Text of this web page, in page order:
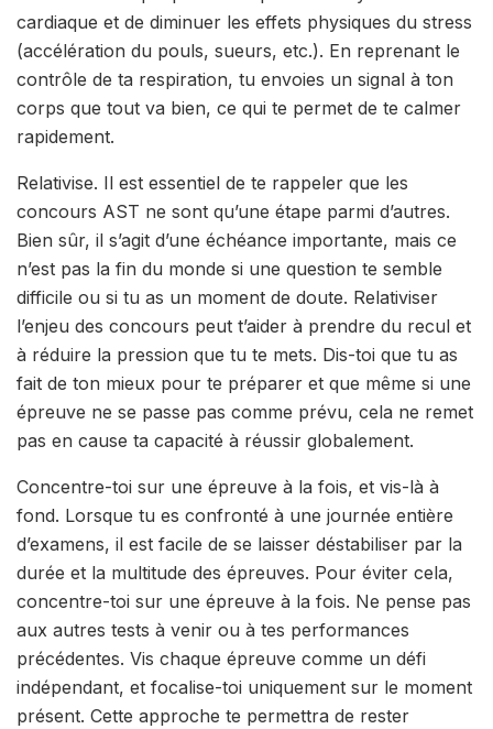
cardiaque et de diminuer les effets physiques du stress
(accélération du pouls, sueurs, etc.). En reprenant le
contrôle de ta respiration, tu envoies un signal à ton
corps que tout va bien, ce qui te permet de te calmer
rapidement.
Relativise. Il est essentiel de te rappeler que les
concours AST ne sont qu’une étape parmi d’autres.
Bien sûr, il s’agit d’une échéance importante, mais ce
n’est pas la fin du monde si une question te semble
difficile ou si tu as un moment de doute. Relativiser
l’enjeu des concours peut t’aider à prendre du recul et
à réduire la pression que tu te mets. Dis-toi que tu as
fait de ton mieux pour te préparer et que même si une
épreuve ne se passe pas comme prévu, cela ne remet
pas en cause ta capacité à réussir globalement.
Concentre-toi sur une épreuve à la fois, et vis-là à
fond. Lorsque tu es confronté à une journée entière
d’examens, il est facile de se laisser déstabiliser par la
durée et la multitude des épreuves. Pour éviter cela,
concentre-toi sur une épreuve à la fois. Ne pense pas
aux autres tests à venir ou à tes performances
précédentes. Vis chaque épreuve comme un défi
indépendant, et focalise-toi uniquement sur le moment
présent. Cette approche te permettra de rester